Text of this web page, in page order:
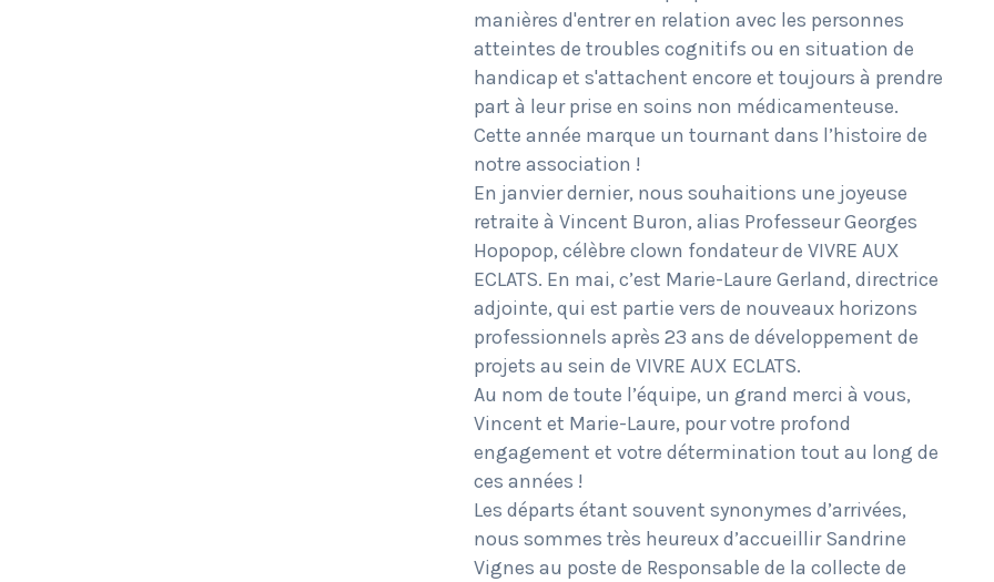
manières d'entrer en relation avec les personnes
atteintes de troubles cognitifs ou en situation de
handicap et s'attachent encore et toujours à prendre
part à leur prise en soins non médicamenteuse.
Cette année marque un tournant dans l’histoire de
notre association !
En janvier dernier, nous souhaitions une joyeuse
retraite à Vincent Buron, alias Professeur Georges
Hopopop, célèbre clown fondateur de VIVRE AUX
ECLATS. En mai, c’est Marie-Laure Gerland, directrice
adjointe, qui est partie vers de nouveaux horizons
professionnels après 23 ans de développement de
projets au sein de VIVRE AUX ECLATS.
Au nom de toute l’équipe, un grand merci à vous,
Vincent et Marie-Laure, pour votre profond
engagement et votre détermination tout au long de
ces années !
Les départs étant souvent synonymes d’arrivées,
nous sommes très heureux d’accueillir Sandrine
Vignes au poste de Responsable de la collecte de